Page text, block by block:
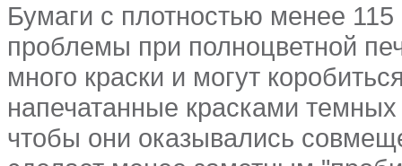
Бумаги с плотностью менее 115
проблемы при полноцветной
много краски и могут
напечатанные красками
чтобы они оказывались